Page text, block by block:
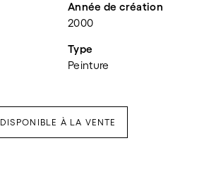
Année de création
2000
Type
Peinture
DISPONIBLE À LA VENTE